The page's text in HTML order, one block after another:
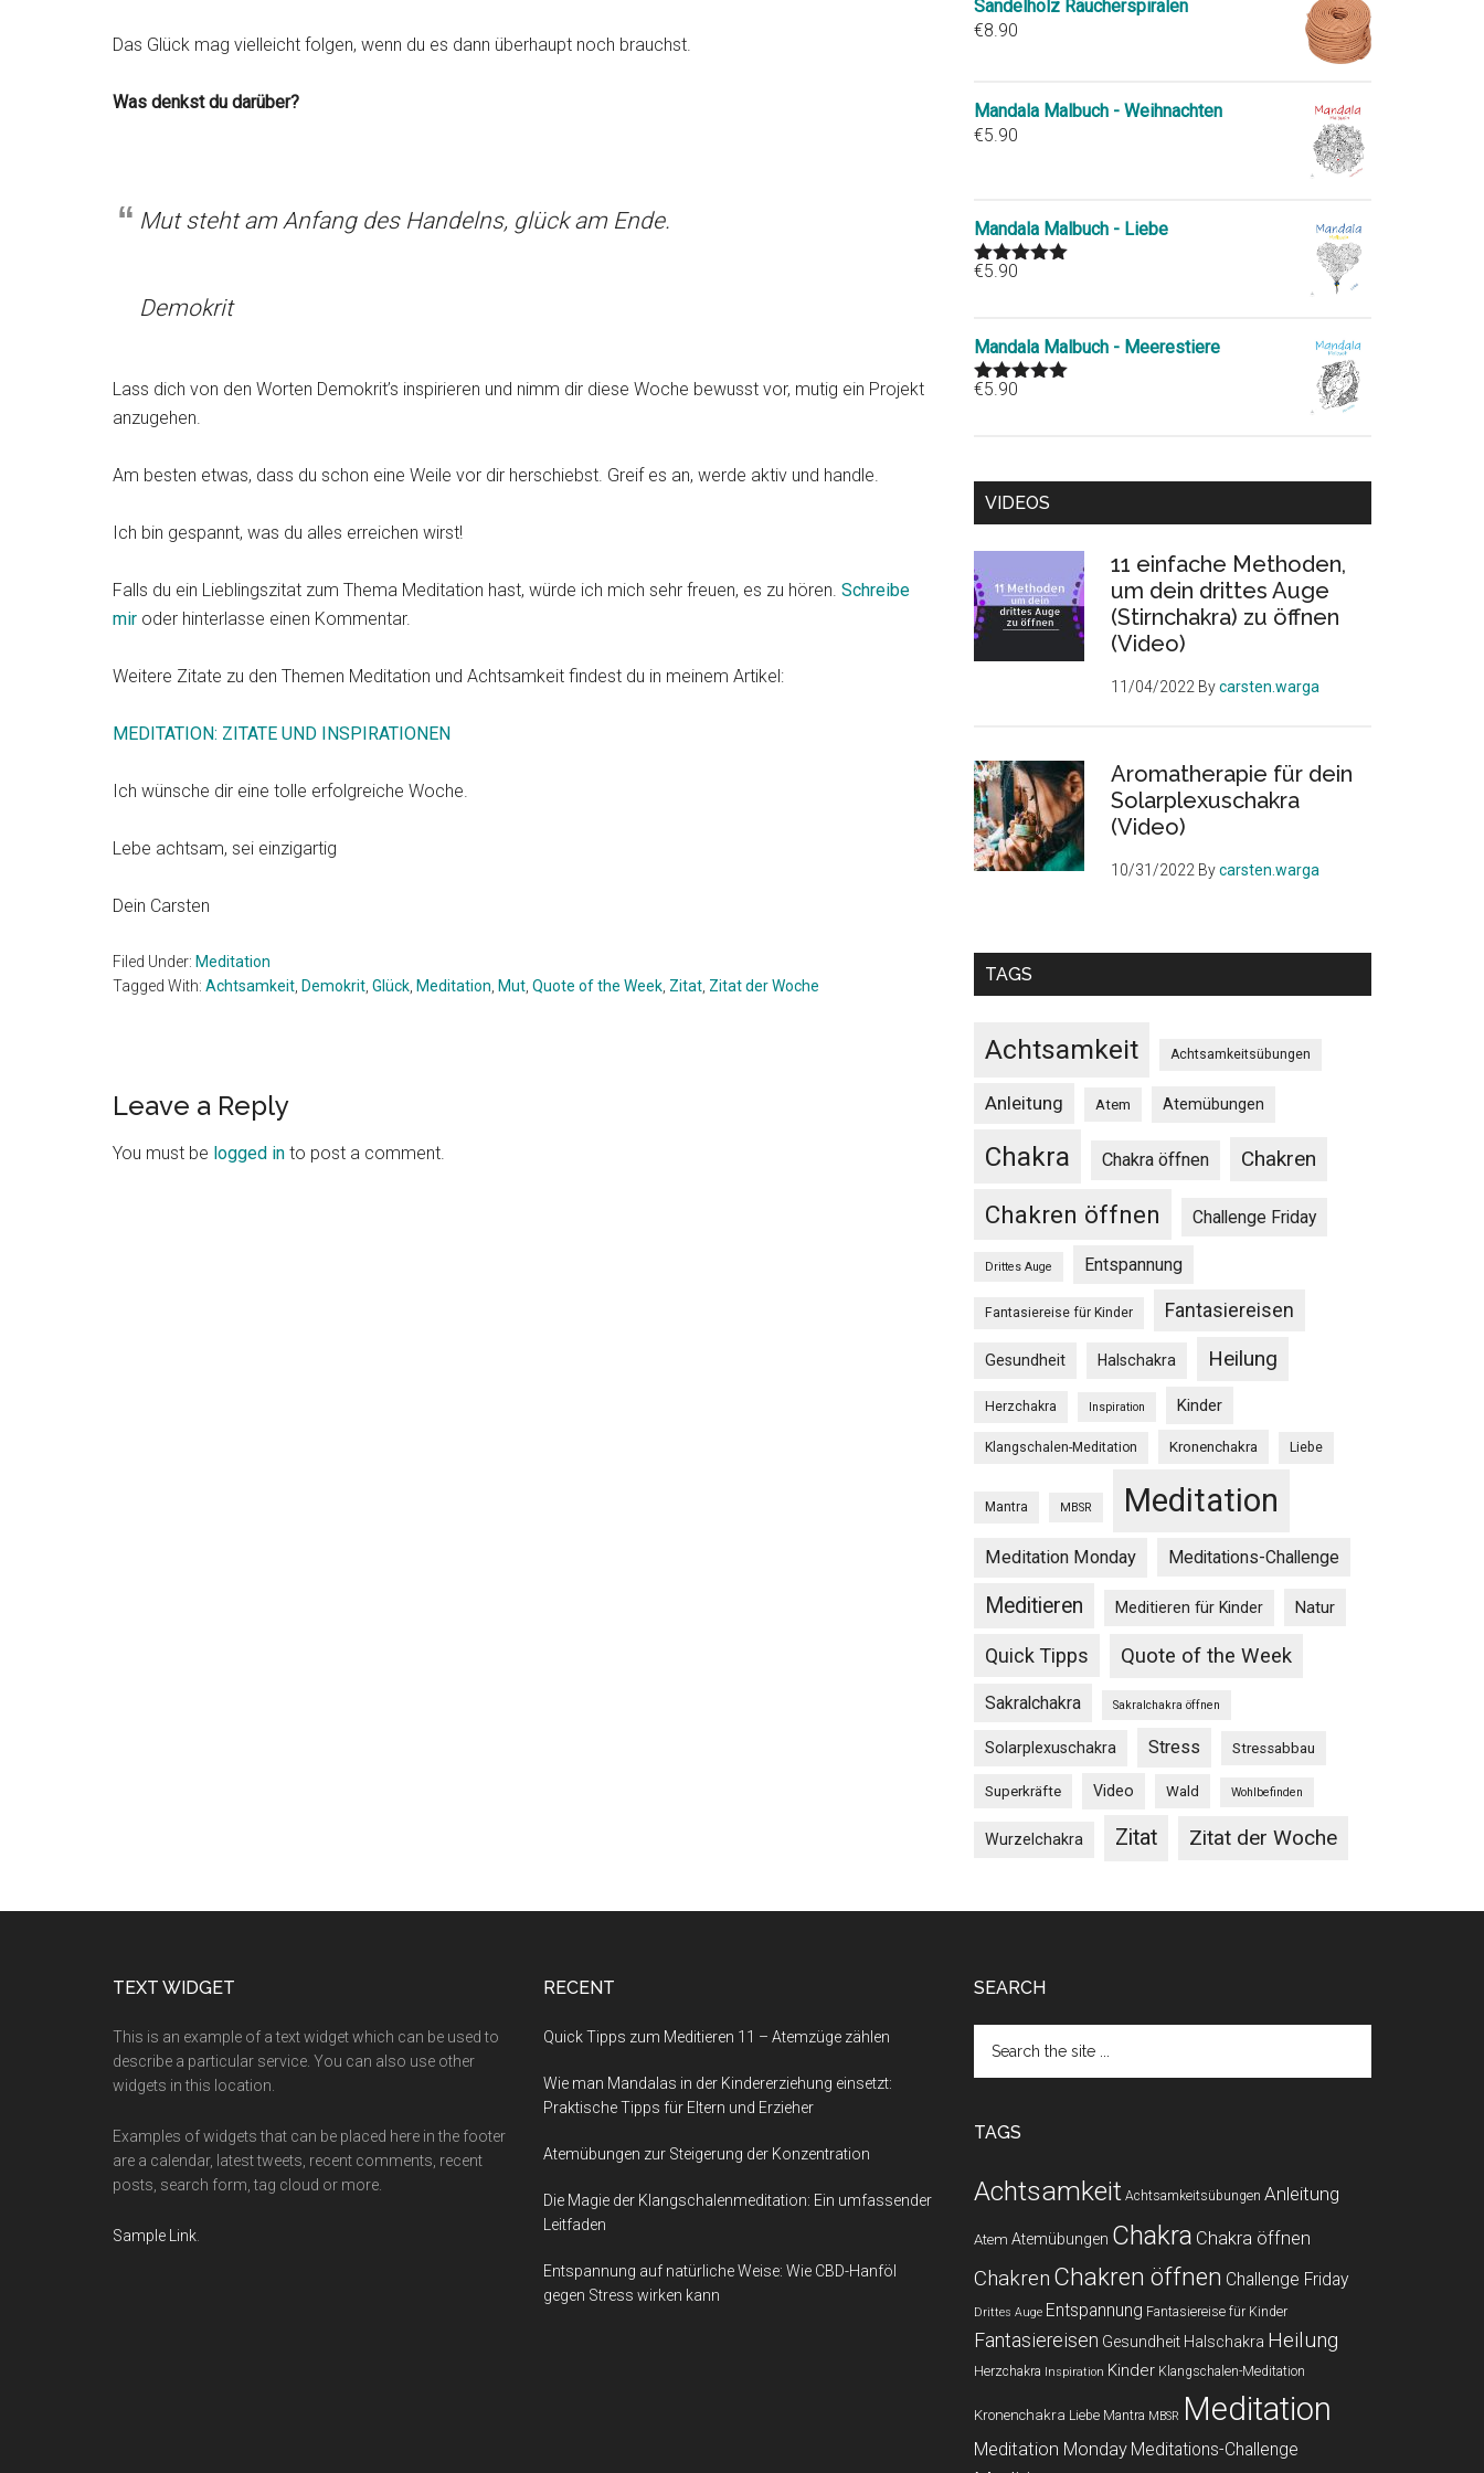
Das Glück mag vielleicht folgen, wenn du es dann überhaupt noch brauchst.
Was denkst du darüber?
Mut steht am Anfang des Handelns, glück am Ende.
Demokrit
Lass dich von den Worten Demokrit’s inspirieren und nimm dir diese Woche bewusst vor, mutig ein Projekt
anzugehen.
Am besten etwas, dass du schon eine Weile vor dir herschiebst. Greif es an, werde aktiv und handle.
Ich bin gespannt, was du alles erreichen wirst!
Falls du ein Lieblingszitat zum Thema Meditation hast, würde ich mich sehr freuen, es zu hören. Schreibe
mir oder hinterlasse einen Kommentar.
Weitere Zitate zu den Themen Meditation und Achtsamkeit findest du in meinem Artikel:
MEDITATION: ZITATE UND INSPIRATIONEN
Ich wünsche dir eine tolle erfolgreiche Woche.
Lebe achtsam, sei einzigartig
Dein Carsten
Filed Under: Meditation
Tagged With: Achtsamkeit Demokrit Glück Meditation Mut Quote of the Week Zitat Zitat der Woche
Reader
Interactions
Leave a Reply
You must be logged in to post a comment.
Sandelholz Räucherspiralen
€8.90
Mandala Malbuch - Weihnachten
€5.90
Mandala Malbuch - Liebe
Rated
€5.90
Mandala Malbuch - Meerestiere
Rated
€5.90
VIDEOS
11 einfache Methoden,
um dein drittes Auge
(Stirnchakra) zu öffnen
(Video)
11/04/2022 Bycarsten.warga
Aromatherapie für dein
Solarplexuschakra
(Video)
10/31/2022 Bycarsten.warga
TAGS
Achtsamkeit Achtsamkeitsübungen
Anleitung Atem Atemübungen
Chakra Chakra öffnen Chakren
Chakren öffnen Challenge Friday
Drittes Auge Entspannung
Fantasiereise für Kinder Fantasiereisen
Gesundheit Halschakra Heilung
Herzchakra Inspiration Kinder
Klangschalen-Meditation Kronenchakra Liebe
Mantra MBSR Meditation
Meditation Monday Meditations-Challenge
Meditieren Meditieren für Kinder Natur
Quick Tipps Quote of the Week
Sakralchakra Sakralchakra öffnen
Solarplexuschakra Stress Stressabbau
Superkräfte Video Wald Wohlbefinden
Wurzelchakra Zitat Zitat der Woche
TEXT WIDGET
This is an example of a text widget which can be used to
describe a particular service. You can also use other
widgets in this location.
Examples of widgets that can be placed here in the footer
are a calendar, latest tweets, recent comments, recent
posts, search form, tag cloud or more.
Sample Link.
RECENT
Quick Tipps zum Meditieren 11 – Atemzüge zählen
Wie man Mandalas in der Kindererziehung einsetzt:
Praktische Tipps für Eltern und Erzieher
Atemübungen zur Steigerung der Konzentration
Die Magie der Klangschalenmeditation: Ein umfassender
Leitfaden
Entspannung auf natürliche Weise: Wie CBD-Hanföl
gegen Stress wirken kann
SEARCH
the
TAGS
Achtsamkeit Achtsamkeitsübungen Anleitung
Atem Atemübungen Chakra Chakra öffnen
Chakren Chakren öffnen Challenge Friday
Drittes Auge Entspannung Fantasiereise für Kinder
Fantasiereisen Gesundheit Halschakra Heilung
Herzchakra Inspiration Kinder Klangschalen-Meditation
Kronenchakra Liebe Mantra MBSR Meditation
Meditation Monday Meditations-Challenge